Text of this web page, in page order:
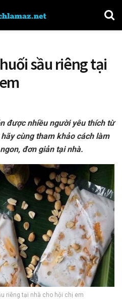
sầu riêng tại
được nhiều người yêu thích từ
cùng tham khảo cách làm
đơn giản tại nhà.
riêng tại nhà cho hội chị em